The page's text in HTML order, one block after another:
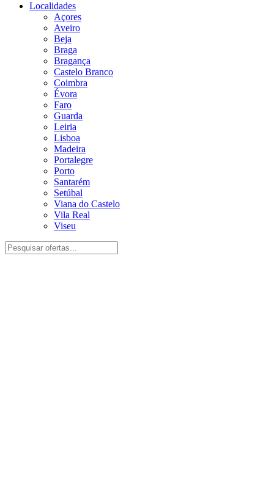
Localidades
Açores
Aveiro
Beja
Braga
Bragança
Castelo Branco
Coimbra
Évora
Faro
Guarda
Leiria
Lisboa
Madeira
Portalegre
Porto
Santarém
Setúbal
Viana do Castelo
Vila Real
Viseu